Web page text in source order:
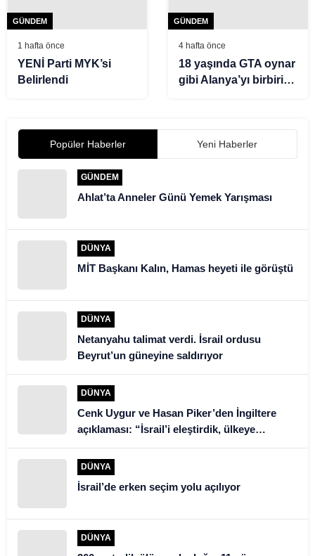
GÜNDEM
1 hafta önce
YENİ Parti MYK’si
Belirlendi
GÜNDEM
4 hafta önce
18 yaşında GTA oynar
gibi Alanya’yı birbirine
Popüler Haberler Yeni Haberler
GÜNDEM
Ahlat’ta Anneler Günü Yemek Yarışması
DÜNYA
MİT Başkanı Kalın, Hamas heyeti ile görüştü
DÜNYA
Netanyahu talimat verdi. İsrail ordusu
Beyrut’un güneyine saldırıyor
DÜNYA
Cenk Uygur ve Hasan Piker’den İngiltere
açıklaması: “İsrail’i eleştirdik, ülkeye
alınmadık”
DÜNYA
İsrail’de erken seçim yolu açılıyor
DÜNYA